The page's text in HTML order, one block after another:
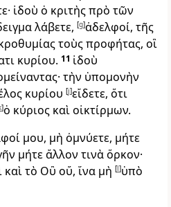
ἰδοὺ ὁ κριτὴς πρὸ τῶν
λάβετε, [g]ἀδελφοί, τῆς
τοὺς προφήτας, οἳ
κυρίου. 11 ἰδοὺ
τὴν ὑπομονὴν
κυρίου [j]εἴδετε, ὅτι
]ὁ κύριος καὶ οἰκτίρμων.
μου, μὴ ὀμνύετε, μήτε
μήτε ἄλλον τινὰ ὅρκον·
τὸ Οὒ οὔ, ἵνα μὴ [l]ὑπὸ